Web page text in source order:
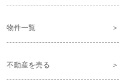
物件一覧
不動産を売る